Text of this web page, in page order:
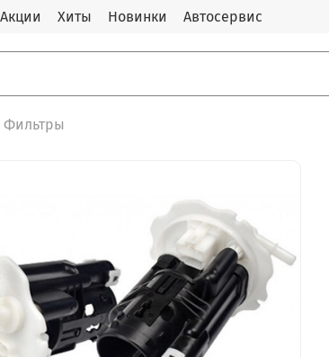
Акции Хиты Новинки Автосервис
Фильтры